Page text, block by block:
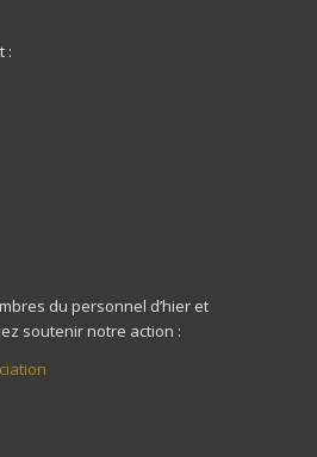
:
du personnel d’hier et
soutenir notre action :